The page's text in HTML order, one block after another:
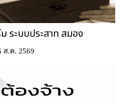
ระบบประสาท สมอง
ส.ค. 2569